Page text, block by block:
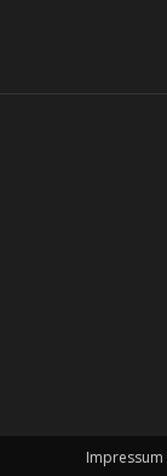
Impressum